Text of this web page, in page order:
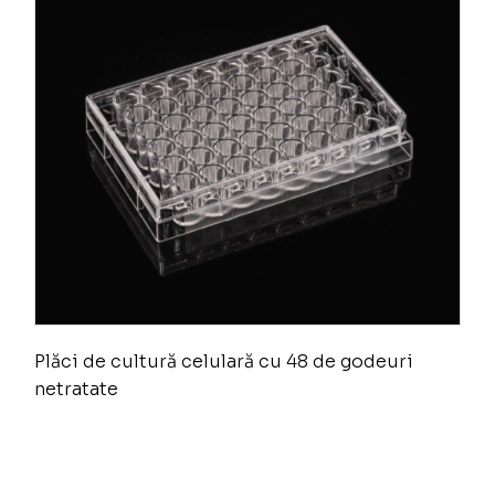
Plăci de cultură celulară cu 48 de godeuri
netratate